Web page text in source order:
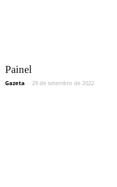
Painel
Gazeta - 29 de setembro de 2022